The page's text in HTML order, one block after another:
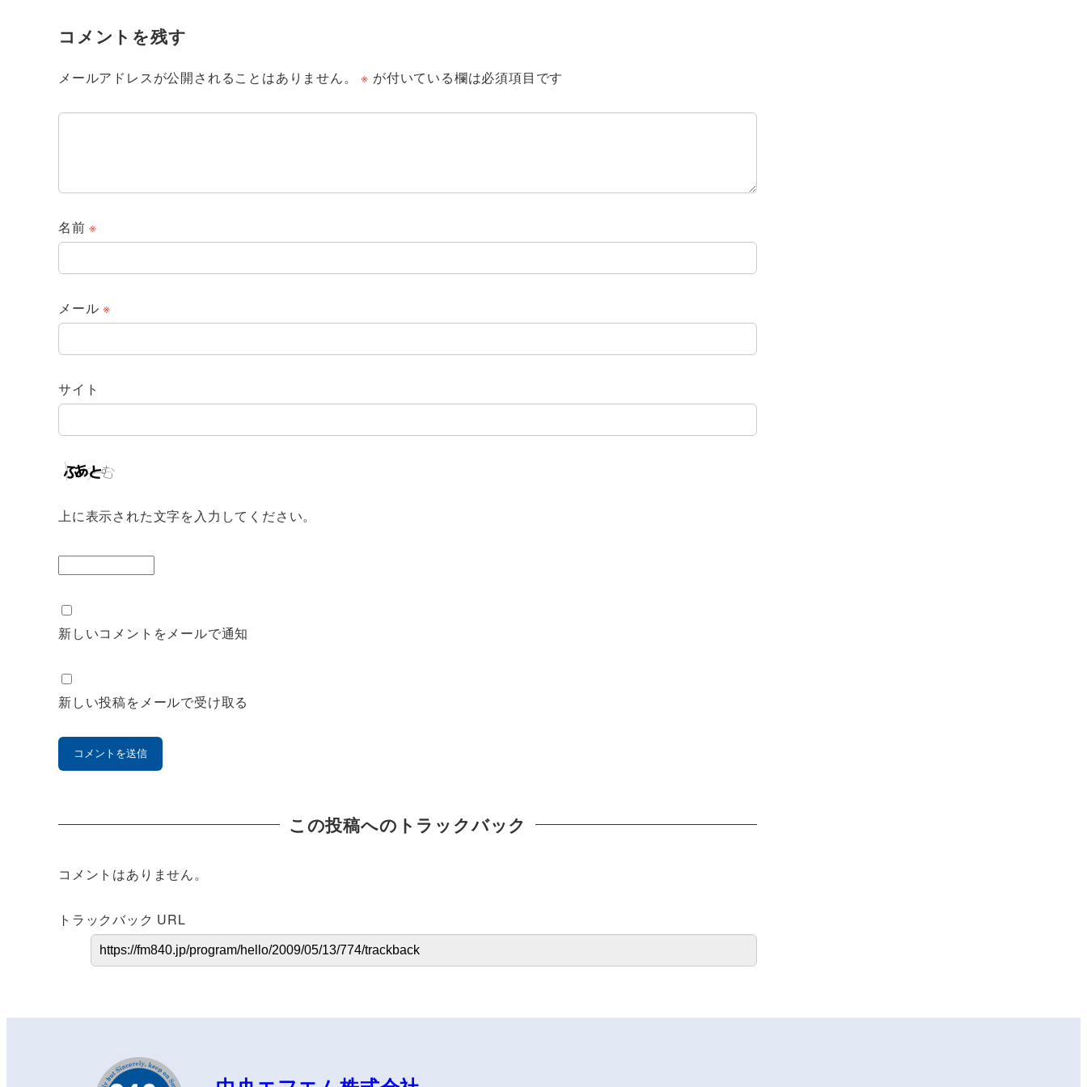
コメントを残す
メールアドレスが公開されることはありません。 ※ が付いている欄は必須項目です
名前※
メール※
サイト
上に表示された文字を入力してください。
新しいコメントをメールで通知
新しい投稿をメールで受け取る
この投稿へのトラックバック
コメントはありません。
トラックバック URL